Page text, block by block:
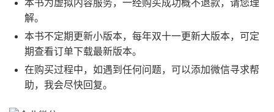
本书为虚拟内容服务，一经购买成功概不退款，请您理
解。
本书不定期更新小版本，每年双十一更新大版本，可定
期查看订单下载最新版本。
在购买过程中，如遇到任何问题，可以添加微信寻求帮
助，我会尽快回复。